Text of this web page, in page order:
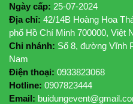
Ngày cấp: 25-07-2024
Địa chỉ: 42/14B Hoàng Hoa
phố Hồ Chí Minh 700000, Việt
Chi nhánh: Số 8, đường Vĩnh
Nam
Điện thoại: 0933823068
Hotline: 0907823444
Email: